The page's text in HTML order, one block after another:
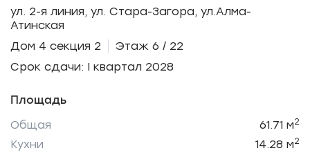
ул. 2-я линия, ул. Стара-Загора, ул.Алма-
Атинская
Дом 4 секция 2
Этаж 6 / 22
Срок сдачи: I квартал 2028
Площадь
Общая
61.71 м2
Кухни 14.28 м2